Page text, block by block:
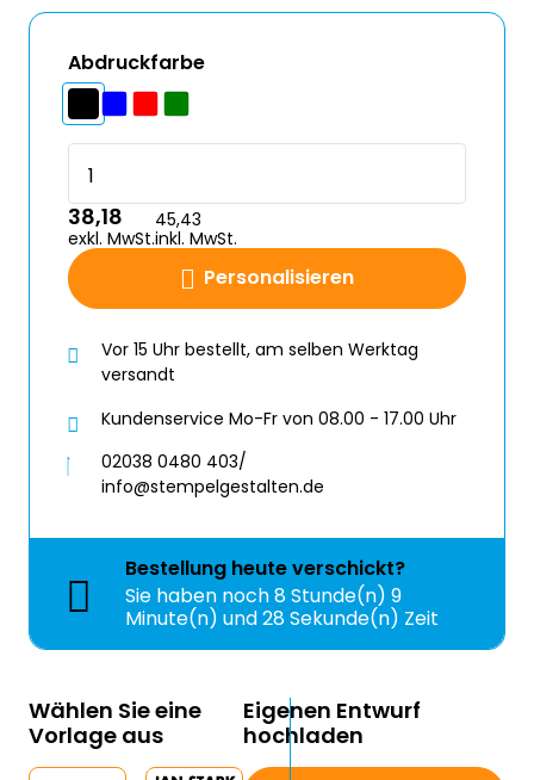
Abdruckfarbe
Personalisieren
38,18
exkl. MwSt.
45,43
inkl. MwSt.
Vor 15 Uhr bestellt, am selben Werktag
versandt
Kundenservice Mo-Fr von 08.00 - 17.00 Uhr
02038 0480 403/
info@stempelgestalten.de
Bestellung heuteverschickt?
Sie haben noch8 Stunde(n) 9
Minute(n) und 28 Sekunde(n) Zeit
Wählen Sie eine
Vorlage aus
Eigenen Entwurf
hochladen